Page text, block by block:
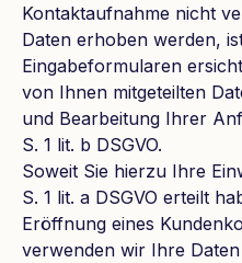
Kontaktaufnahme nicht
Daten erhoben werden,
Eingabeformularen
von Ihnen mitgeteilten
und Bearbeitung Ihrer
S. 1 lit. b DSGVO.
Soweit Sie hierzu Ihre
S. 1 lit. a DSGVO erteilt
Eröffnung eines
verwenden wir Ihre